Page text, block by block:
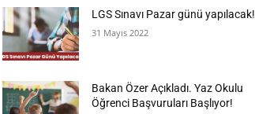
LGS Sınavı Pazar günü yapılacak!
31 Mayıs 2022
Bakan Özer Açıkladı. Yaz Okulu
Öğrenci Başvuruları Başlıyor!